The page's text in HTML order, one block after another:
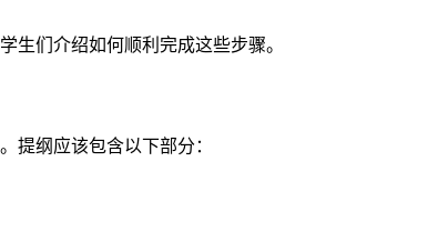
生们介绍如何顺利完成这些步骤。
提纲应该包含以下部分：